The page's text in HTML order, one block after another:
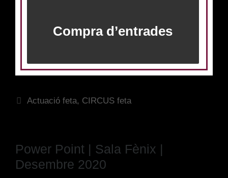
Compra d’entrades
Actuació feta, CIRCUS feta
Power Point | Sala Fènix |
Desembre 2020